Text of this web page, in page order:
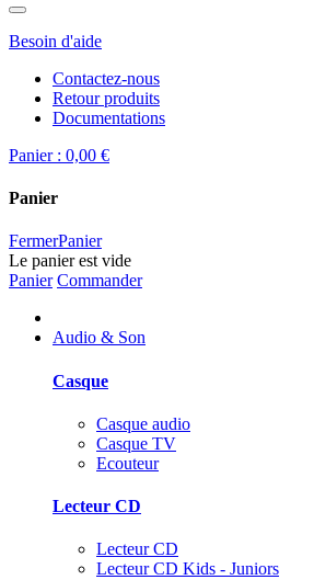
Besoin d'aide
Contactez-nous
Retour produits
Documentations
Panier : 0,00 €
Panier
FermerPanier
Le panier est vide
Panier Commander
Audio & Son
Casque
Casque audio
Casque TV
Ecouteur
Lecteur CD
Lecteur CD
Lecteur CD Kids - Juniors